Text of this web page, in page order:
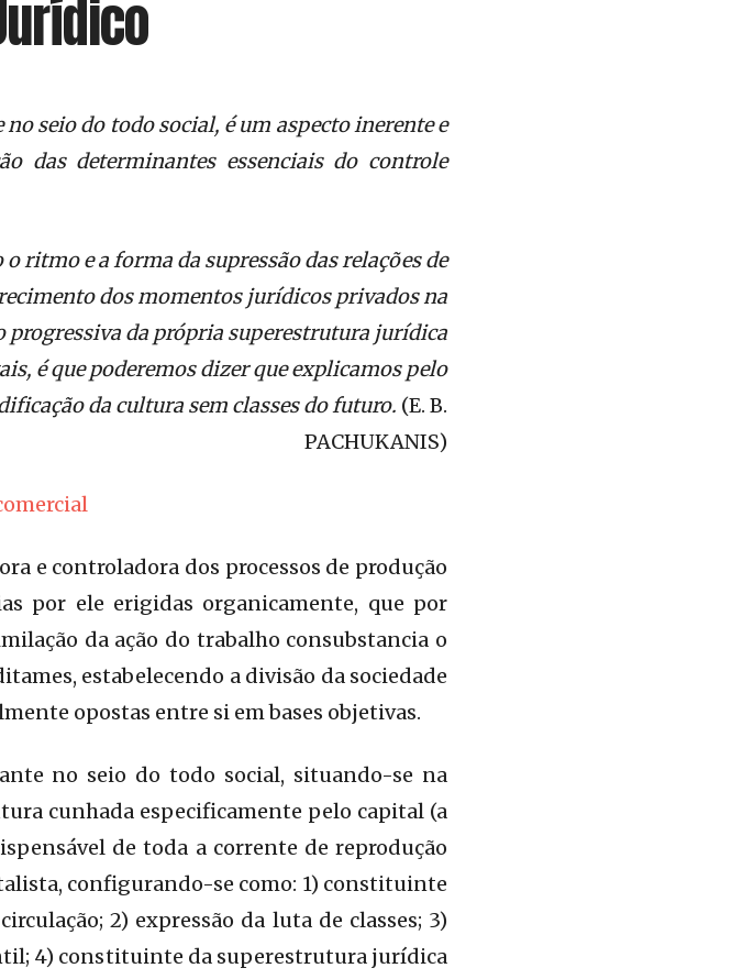
seio do todo social, é um aspecto inerente e
das determinantes essenciais do controle
ritmo e a forma da supressão das relações de
dos momentos jurídicos privados na
da própria superestrutura jurídica
é que poderemos dizer que explicamos pelo
da cultura sem classes do futuro. (E. B.
PACHUKANIS)
e controladora dos processos de produção
por ele erigidas organicamente, que por
da ação do trabalho consubstancia o
estabelecendo a divisão da sociedade
opostas entre si em bases objetivas.
no seio do todo social, situando-se na
cunhada especificamente pelo capital (a
de toda a corrente de reprodução
configurando-se como: 1) constituinte
2) expressão da luta de classes; 3)
4) constituinte da superestrutura jurídica